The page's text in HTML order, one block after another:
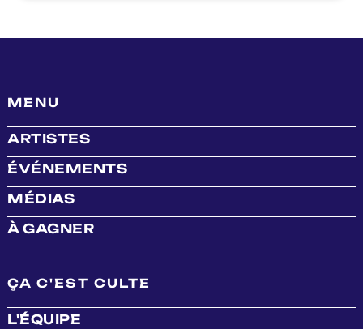
MENU
ARTISTES
ÉVÉNEMENTS
MÉDIAS
À GAGNER
ÇA C'EST CULTE
L'ÉQUIPE